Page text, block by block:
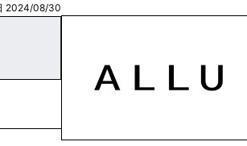
2024/08/30